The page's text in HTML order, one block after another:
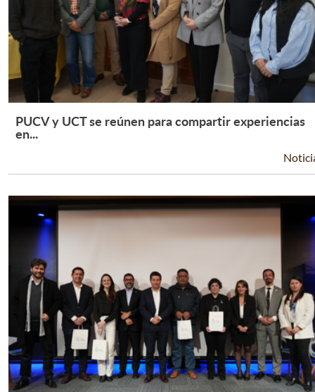
Leer Más +
PUCV y UCT se reúnen para compartir experiencias
en...